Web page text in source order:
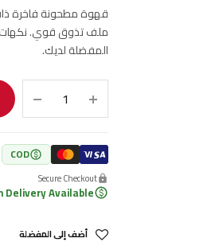
قهوة مطحونة فاخرة
ملف تذوق قوي. نكهات
المفضلة لديك.
COD
Secure Checkout
Delivery Available
أضف إلى المفضلة